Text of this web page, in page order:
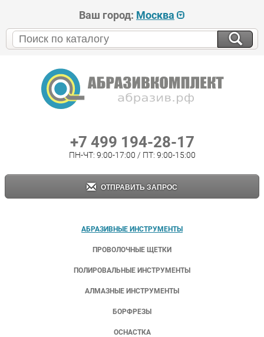
Ваш город: Москва
+7 499 194-28-17
ПН-ЧТ: 9:00-17:00 / ПТ: 9:00-15:00
ОТПРАВИТЬ ЗАПРОС
АБРАЗИВНЫЕ ИНСТРУМЕНТЫ
ПРОВОЛОЧНЫЕ ЩЕТКИ
ПОЛИРОВАЛЬНЫЕ ИНСТРУМЕНТЫ
АЛМАЗНЫЕ ИНСТРУМЕНТЫ
БОРФРЕЗЫ
ОСНАСТКА